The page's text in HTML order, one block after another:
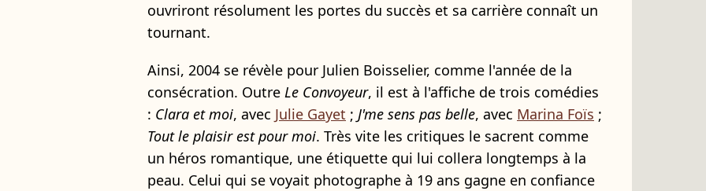
ouvriront résolument les portes du succès et sa carrière connaît un
tournant.
Ainsi, 2004 se révèle pour Julien Boisselier, comme l'année de la
consécration. Outre Le Convoyeur, il est à l'affiche de trois comédies
: Clara et moi, avec Julie Gayet ; J'me sens pas belle, avec Marina Foïs ;
Tout le plaisir est pour moi. Très vite les critiques le sacrent comme
un héros romantique, une étiquette qui lui collera longtemps à la
peau. Celui qui se voyait photographe à 19 ans gagne en confiance